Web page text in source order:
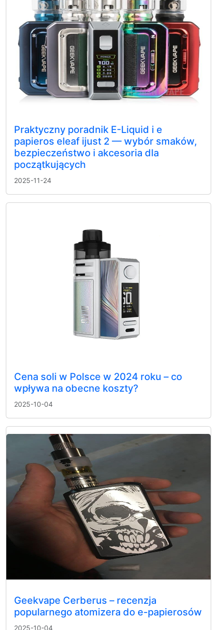
Praktyczny poradnik E-Liquid i e
papieros eleaf ijust 2 — wybór smaków,
bezpieczeństwo i akcesoria dla
początkujących
2025-11-24
Cena soli w Polsce w 2024 roku – co
wpływa na obecne koszty?
2025-10-04
Geekvape Cerberus – recenzja
popularnego atomizera do e-papierosów
2025-10-04